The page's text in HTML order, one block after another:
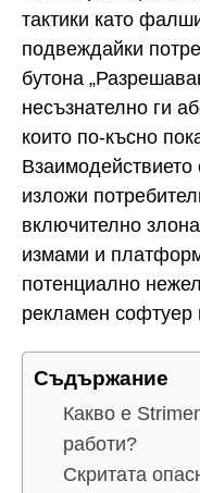
тактики като
подвеждайки
бутона
несъзнателно ги
които по-късно
изложи
включително
измами и
потенциално
рекламен софтуер
Съдържание
Какво е
работи?
Скритата